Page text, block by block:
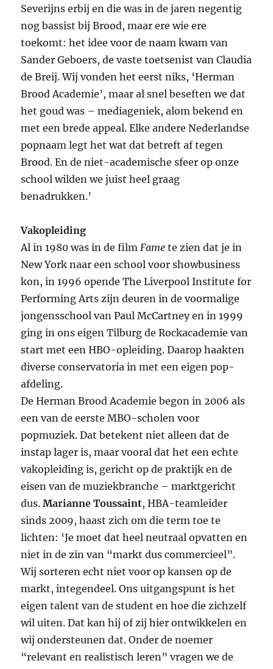
Severijns erbij en die was in de jaren negentig
nog bassist bij Brood, maar ere wie ere
toekomt: het idee voor de naam kwam van
Sander Geboers, de vaste toetsenist van Claudia
de Breij. Wij vonden het eerst niks, ‘Herman
Brood Academie’, maar al snel beseften we dat
het goud was – mediageniek, alom bekend en
met een brede appeal. Elke andere Nederlandse
popnaam legt het wat dat betreft af tegen
Brood. En de niet-academische sfeer op onze
school wilden we juist heel graag
benadrukken.’
Vakopleiding
Al in 1980 was in de filmFame te zien dat je in
New York naar een school voor showbusiness
kon, in 1996 opende The Liverpool Institute for
Performing Arts zijn deuren in de voormalige
jongensschool van Paul McCartney en in 1999
ging in ons eigen Tilburg de Rockacademie van
start met een HBO-opleiding. Daarop haakten
diverse conservatoria in met een eigen pop-
afdeling.
De Herman Brood Academie begon in 2006 als
een van de eerste MBO-scholen voor
popmuziek. Dat betekent niet alleen dat de
instap lager is, maar vooral dat het een echte
vakopleiding is, gericht op de praktijk en de
eisen van de muziekbranche – marktgericht
dus.Marianne Toussaint, HBA-teamleider
sinds 2009, haast zich om die term toe te
lichten: ‘Je moet dat heel neutraal opvatten en
niet in de zin van “markt dus commercieel”.
Wij sorteren echt niet voor op kansen op de
markt, integendeel. Ons uitgangspunt is het
eigen talent van de student en hoe die zichzelf
wil uiten. Dat kan hij of zij hier ontwikkelen en
wij ondersteunen dat. Onder de noemer
“relevant en realistisch leren” vragen we de